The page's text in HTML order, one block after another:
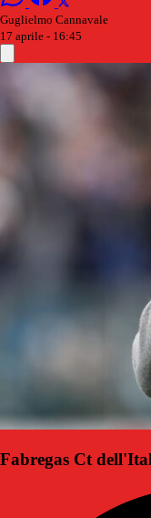
Guglielmo Cannavale
17 aprile - 16:45
Fabregas Ct